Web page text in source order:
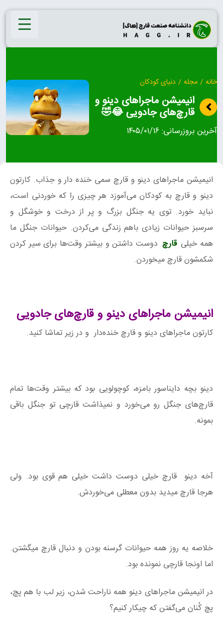
Skip
content
خانه / مجله / دنیای کودکان
انیمیشن ماجراهای دینو و
قارچ‌های جادویی 😂🤣
آخرین بروزرسانی: ۱۴۰۵/۰۱/۱۶
انیمیشن ماجراهای دینو و قارچ سمی خنده دار و جذاب. کارتون
دینو و قارچ به کودکان می‌آموزد هر چیزی را که خوردنی است،
نباید خورد. توی یه جنگل بزرگ و پر از درخت و خوشگل و
سرسبز حیوانات زیادی باهم زندگی می‌کردن. حیوانات جنگل ما
همه خیلی قارچ دوست داشتن و بیشتر وقت‌ها برای سیر کردن
شکمشون قارچ میخوردن.
انیمیشن ماجراهای دینو و قارچ‌های جادویی
کارتون ماجراهای دینو و قارچ خنده‌دار و در زیر تماشا کنید.
دینو بچه دایناسور بامزه، کوچولویی بود که بیشتر وقت‌ها تمام
قارچ‌های جنگل رو می‌خورد و نمیذاشت قارچی تو جنگل باقی
بمونه.
آخه دینو قارچ خیلی دوست داشت خیلی هم قوی بود. ولی
هرجا قارچ میدید بدون معطلی می‌خوردش.
خلاصه یه روز همه حیوانات گرسنه بودن و دنبال قارچ میگشتن.
اما اونجا قارچی نمونده بود.
در انیمیشن ماجراهای دینو همه ناراحت شدن، زیر لب با هم پچ،
پچ کُنان می‌گفتن که چیکار کنیم؟